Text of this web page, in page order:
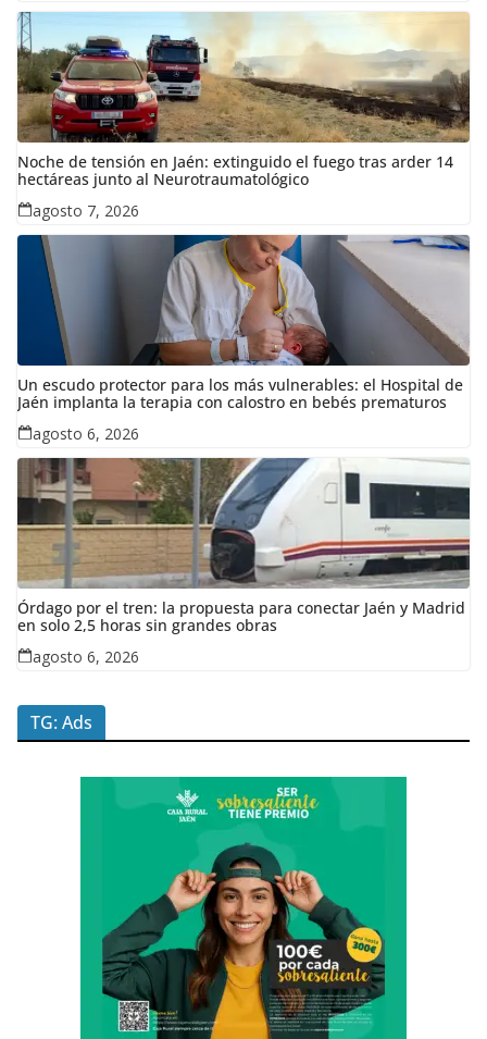
Noche de tensión en Jaén: extinguido el fuego tras arder 14
hectáreas junto al Neurotraumatológico
agosto 7, 2026
Un escudo protector para los más vulnerables: el Hospital de
Jaén implanta la terapia con calostro en bebés prematuros
agosto 6, 2026
Órdago por el tren: la propuesta para conectar Jaén y Madrid
en solo 2,5 horas sin grandes obras
agosto 6, 2026
TG: Ads